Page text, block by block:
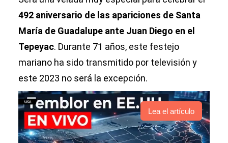
492 aniversario de las apariciones de Santa
María de Guadalupe ante Juan Diego en el
Tepeyac. Durante 71 años, este festejo
mariano ha sido transmitido por televisión y
este 2023 no será la excepción.
Lea el artículo